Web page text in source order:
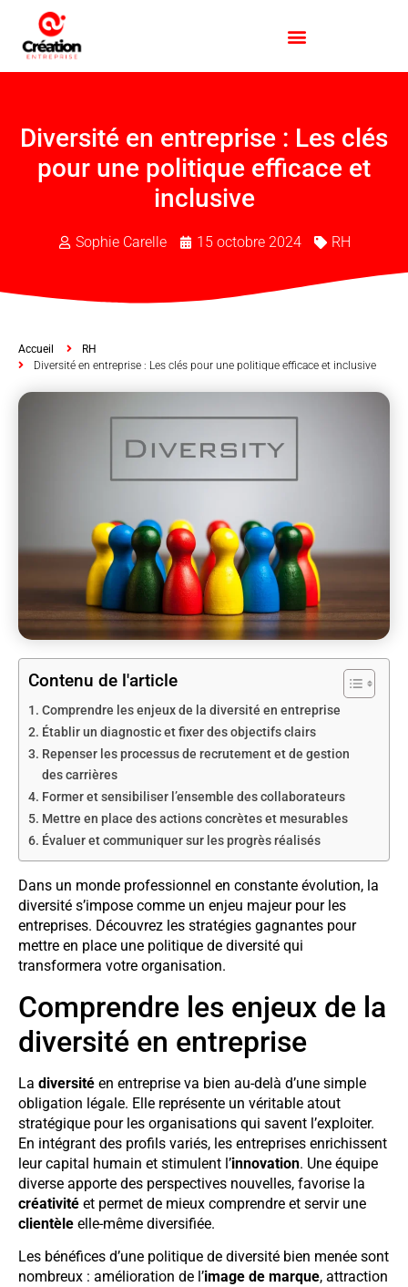
Diversité en entreprise : Les clés
pour une politique efficace et
inclusive
Sophie Carelle 15 octobre 2024 RH
Accueil
RH
Diversité en entreprise : Les clés pour une politique efficace et inclusive
Contenu de l'article
Comprendre les enjeux de la diversité en entreprise
Établir un diagnostic et fixer des objectifs clairs
Repenser les processus de recrutement et de gestion
des carrières
Former et sensibiliser l’ensemble des collaborateurs
Mettre en place des actions concrètes et mesurables
Évaluer et communiquer sur les progrès réalisés
Dans un monde professionnel en constante évolution, la
diversité s’impose comme un enjeu majeur pour les
entreprises. Découvrez les stratégies gagnantes pour
mettre en place une politique de diversité qui
transformera votre organisation.
Comprendre les enjeux de la
diversité en entreprise
La diversité en entreprise va bien au-delà d’une simple
obligation légale. Elle représente un véritable atout
stratégique pour les organisations qui savent l’exploiter.
En intégrant des profils variés, les entreprises enrichissent
leur capital humain et stimulent l’innovation. Une équipe
diverse apporte des perspectives nouvelles, favorise la
créativité et permet de mieux comprendre et servir une
clientèle elle-même diversifiée.
Les bénéfices d’une politique de diversité bien menée sont
nombreux : amélioration de l’image de marque, attraction